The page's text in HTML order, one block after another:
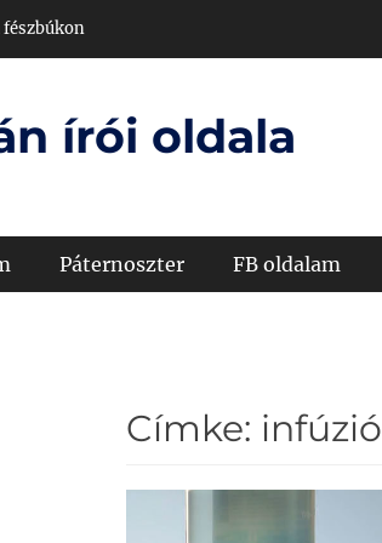
fészbúkon
írói oldala
Páternoszter FB oldalam
Címke: infúzió